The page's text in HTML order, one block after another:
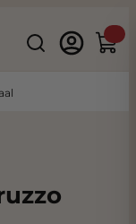
Search